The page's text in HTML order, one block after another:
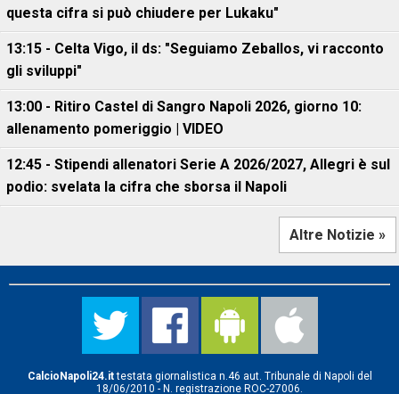
questa cifra si può chiudere per Lukaku"
13:15 - Celta Vigo, il ds: "Seguiamo Zeballos, vi racconto
gli sviluppi"
13:00 - Ritiro Castel di Sangro Napoli 2026, giorno 10:
allenamento pomeriggio | VIDEO
12:45 - Stipendi allenatori Serie A 2026/2027, Allegri è sul
podio: svelata la cifra che sborsa il Napoli
Altre Notizie »
CalcioNapoli24.ittestata giornalistica n.46 aut. Tribunale di Napoli del
18/06/2010 - N. registrazione ROC-27006.